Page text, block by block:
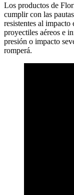
Los productos de
cumplir con las
resistentes al impacto
proyectiles aéreos e
presión o impacto
romperá.